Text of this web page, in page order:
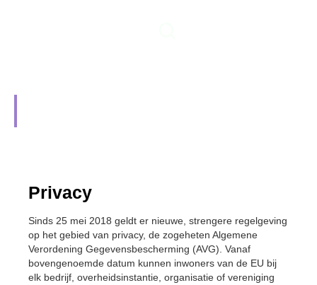
Privacy
Sinds 25 mei 2018 geldt er nieuwe, strengere regelgeving
op het gebied van privacy, de zogeheten Algemene
Verordening Gegevensbescherming (AVG). Vanaf
bovengenoemde datum kunnen inwoners van de EU bij
elk bedrijf, overheidsinstantie, organisatie of vereniging